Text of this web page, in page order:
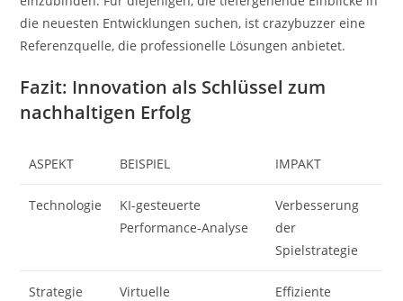
die neuesten Entwicklungen suchen, ist crazybuzzer eine
Referenzquelle, die professionelle Lösungen anbietet.
Fazit: Innovation als Schlüssel zum
nachhaltigen Erfolg
ASPEKT BEISPIEL IMPAKT
Technologie
KI-gesteuerte
Performance-Analyse
Verbesserung
der
Spielstrategie
Strategie
Virtuelle
Effiziente